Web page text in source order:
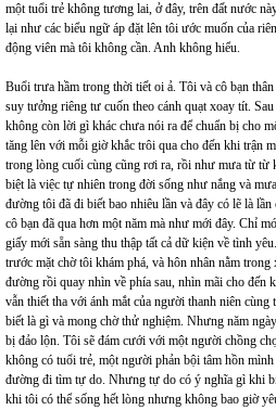
một tuổi trẻ không tương lai, ở đây, trên đất nước
lại như các biểu ngữ áp đặt lên tôi ước muốn của
động viên mà tôi không cần. Anh không hiểu.
Buổi trưa hầm trong thời tiết oi ả. Tôi và cô bạn
suy tưởng riêng tư cuốn theo cánh quạt xoay tít.
không còn lời gì khác chưa nói ra để chuẩn bị cho
tăng lên với mỗi giờ khắc trôi qua cho đến khi trận
trong lòng cuối cùng cũng rơi ra, rồi như mưa từ từ
biệt là việc tự nhiên trong đời sống như nắng và
đường tôi đã đi biết bao nhiêu lần và đây có lẽ là
cô bạn đã qua hơn một năm mà như mới đây. Chỉ
giấy mới sẵn sàng thu thập tất cả dữ kiện về tình
trước mặt chờ tôi khám phá, và hôn nhân nằm
đường rồi quay nhìn về phía sau, nhìn mãi cho đến
vẫn thiết tha với ánh mắt của người thanh niên
biết là gì và mong chờ thử nghiệm. Nhưng năm
bị đảo lộn. Tôi sẽ đám cưới với một người chồng
không có tuổi trẻ, một người phản bội tâm hồn
đường đi tìm tự do. Nhưng tự do có ý nghĩa gì khi
khi tôi có thể sống hết lòng nhưng không bao giờ